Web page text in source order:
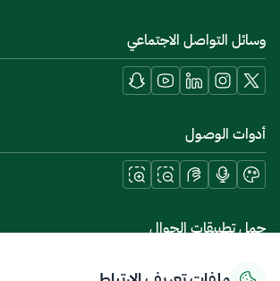
وسائل التواصل الاجتماعي
أدوات الوصول
حمل تطبيقات الجوال